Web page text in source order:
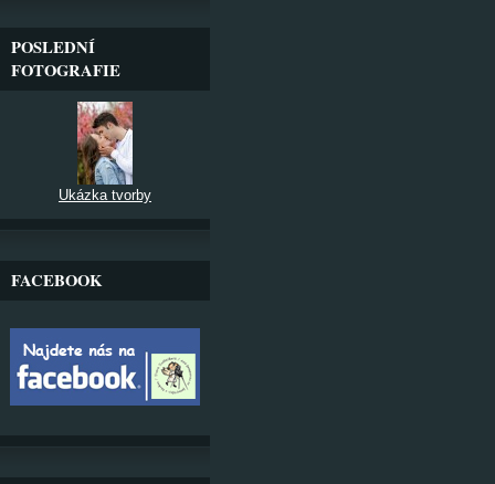
POSLEDNÍ
FOTOGRAFIE
Ukázka tvorby
FACEBOOK